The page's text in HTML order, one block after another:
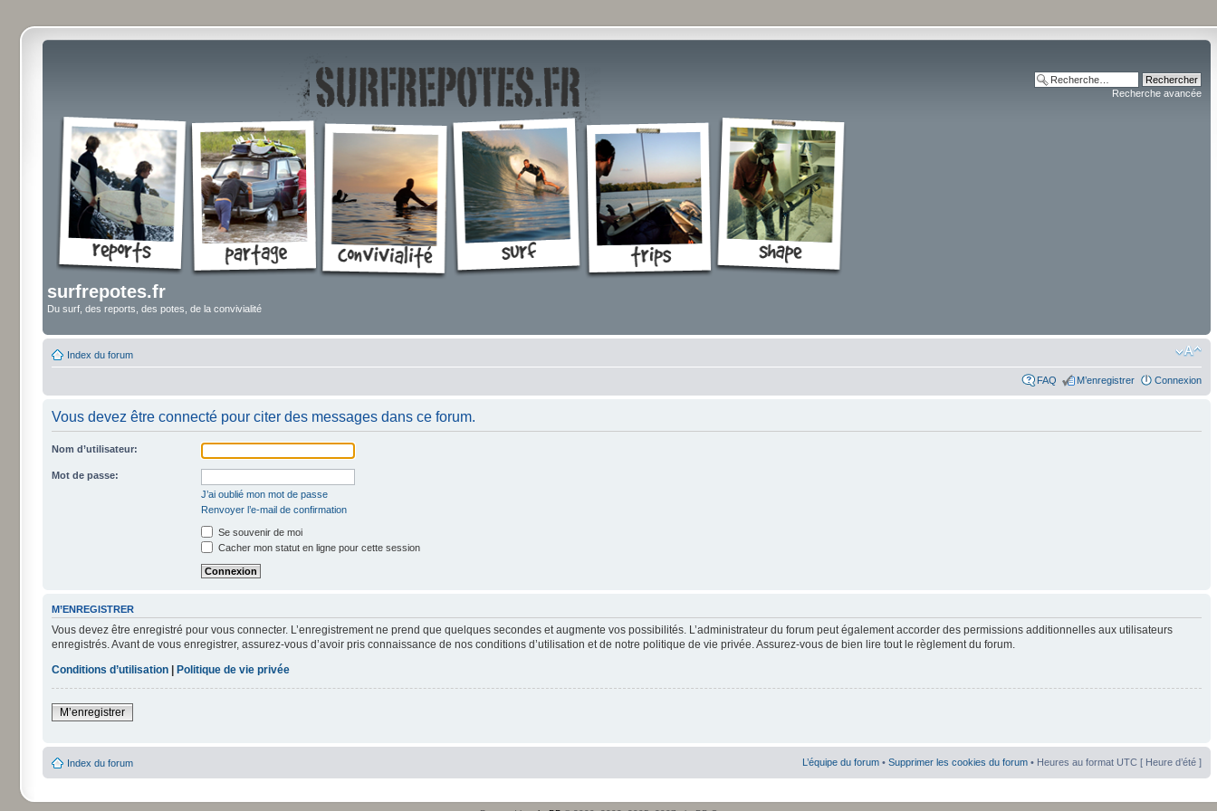
surfrepotes.fr
Du surf, des reports, des potes, de la convivialité
Recherche avancée
Index du forum
FAQ M’enregistrer Connexion
Vous devez être connecté pour citer des messages dans ce forum.
Nom d’utilisateur:
Mot de passe:
J’ai oublié mon mot de passe
Renvoyer l’e-mail de confirmation
Se souvenir de moi
Cacher mon statut en ligne pour cette session
M’ENREGISTRER
Vous devez être enregistré pour vous connecter. L’enregistrement ne prend que quelques secondes et augmente vos possibilités. L’administrateur du forum peut également accorder des permissions additionnelles aux utilisateurs
enregistrés. Avant de vous enregistrer, assurez-vous d’avoir pris connaissance de nos conditions d’utilisation et de notre politique de vie privée. Assurez-vous de bien lire tout le règlement du forum.
Conditions d’utilisation
Politique de vie privée
M’enregistrer
Index du forum L’équipe du forum • Supprimer les cookies du forum • Heures au format UTC [ Heure d’été ]